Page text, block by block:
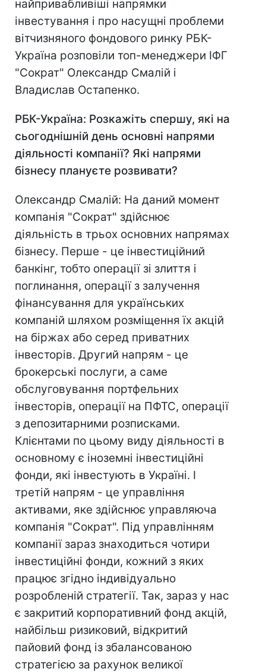
найпривабливіші напрямки
інвестування і про насущні проблеми
вітчизняного фондового ринку РБК-
Україна розповіли топ-менеджери ІФГ
"Сократ" Олександр Смалій і
Владислав Остапенко.
РБК-Україна: Розкажіть спершу, які на
сьогоднішній день основні напрями
діяльності компанії? Які напрями
бізнесу плануєте розвивати?
Олександр Смалій: На даний момент
компанія "Сократ" здійснює
діяльність в трьох основних напрямах
бізнесу. Перше - це інвестиційний
банкінг, тобто операції зі злиття і
поглинання, операції з залучення
фінансування для українських
компаній шляхом розміщення їх акцій
на біржах або серед приватних
інвесторів. Другий напрям - це
брокерські послуги, а саме
обслуговування портфельних
інвесторів, операції на ПФТС, операції
з депозитарними розписками.
Клієнтами по цьому виду діяльності в
основному є іноземні інвестиційні
фонди, які інвестують в Україні. І
третій напрям - це управління
активами, яке здійснює управляюча
компанія "Сократ". Під управлінням
компанії зараз знаходиться чотири
інвестиційні фонди, кожний з яких
працює згідно індивідуально
розробленій стратегії. Так, зараз у нас
є закритий корпоративний фонд акцій,
найбільш ризиковий, відкритий
пайовий фонд із збалансованою
стратегією за рахунок великої